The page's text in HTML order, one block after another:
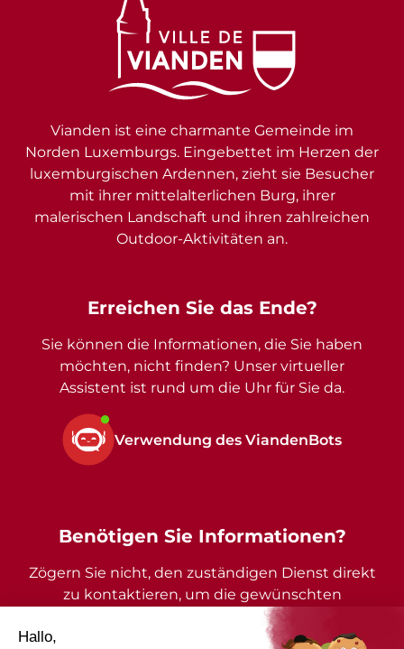
Erreichen Sie das Ende?
Sie können die Informationen, die Sie haben
möchten, nicht finden? Unser virtueller
Assistent ist rund um die Uhr für Sie da.
Verwendung des ViandenBots
Vianden ist eine charmante Gemeinde im
Norden Luxemburgs. Eingebettet im Herzen der
luxemburgischen Ardennen, zieht sie Besucher
mit ihrer mittelalterlichen Burg, ihrer
malerischen Landschaft und ihren zahlreichen
Outdoor-Aktivitäten an.
Benötigen Sie Informationen?
Zögern Sie nicht, den zuständigen Dienst direkt
zu kontaktieren, um die gewünschten
Auskünfte zu erhalten.